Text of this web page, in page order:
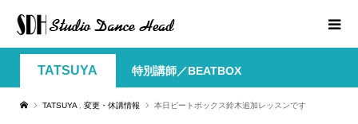
TATSUYA 特別講師／BEATBOX
TATSUYA 変更・休講情報 本日ビートボックス鈴木追加レッスンです